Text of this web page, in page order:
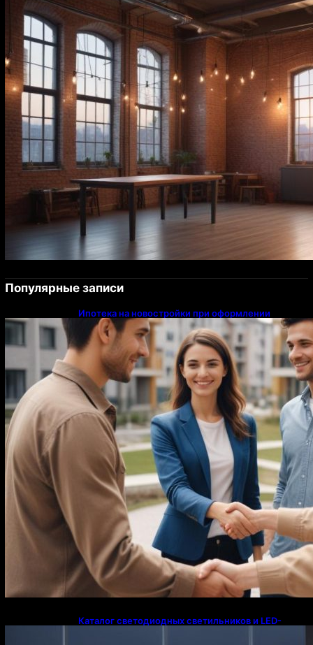
Популярные записи
Ипотека на новостройки при оформлении
напрямую у застройщика
Каталог светодиодных светильников и LED-